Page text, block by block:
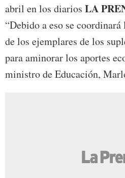
abril en los diarios LA
“Debido a eso se
de los ejemplares de los
para aminorar los aportes
ministro de Educación,